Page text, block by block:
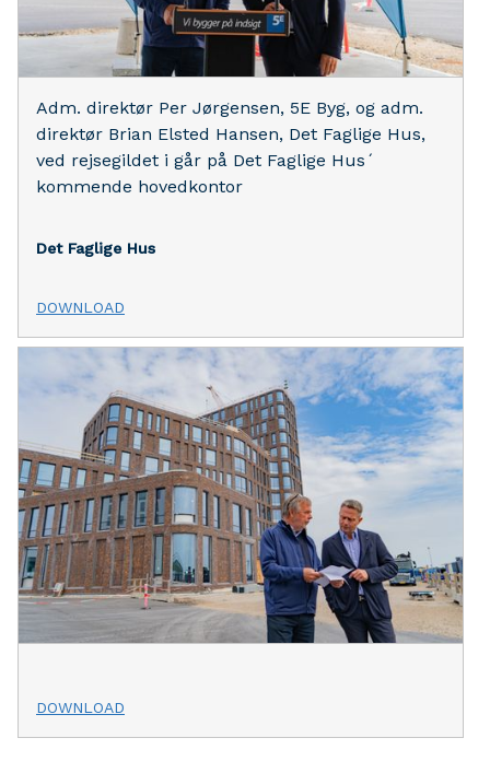
Adm. direktør Per Jørgensen, 5E Byg, og adm.
direktør Brian Elsted Hansen, Det Faglige Hus,
ved rejsegildet i går på Det Faglige Hus´
kommende hovedkontor
Det Faglige Hus
DOWNLOAD
DOWNLOAD